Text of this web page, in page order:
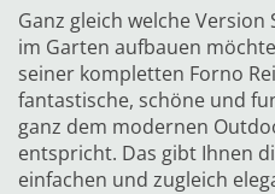
Ganz gleich welche
im Garten aufbauen
seiner kompletten Forno
fantastische, schöne und
ganz dem modernen
entspricht. Das gibt Ihnen
einfachen und zugleich